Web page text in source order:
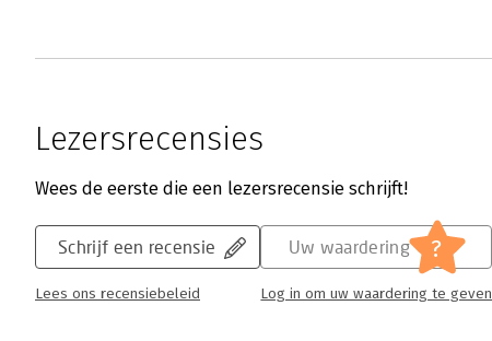
Lezersrecensies
Wees de eerste die een lezersrecensie schrijft!
Schrijf een recensie
Lees ons recensiebeleid
Uw waardering ?
Log in om uw waardering te geven